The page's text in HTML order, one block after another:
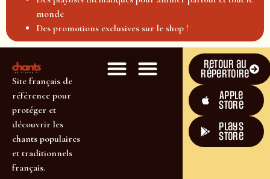
monde
Des promotions exclusives sur le shop !
Site français de
référence pour
protéger et
découvrir les
chants populaires
et traditionnels
français.
Retour au
répertoire
Apple
Store
plays
store